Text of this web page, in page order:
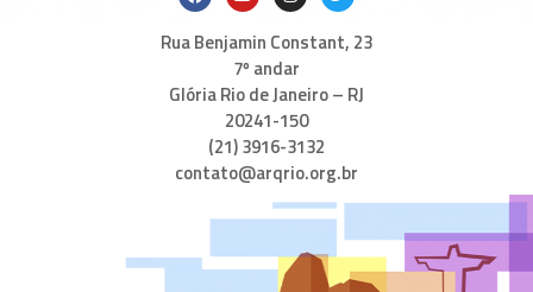
Rua Benjamin Constant, 23
7º andar
Glória Rio de Janeiro – RJ
20241-150
(21) 3916-3132
contato@arqrio.org.br